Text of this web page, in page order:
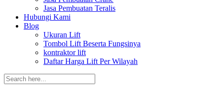
Jasa Pembuatan Teralis
Hubungi Kami
Blog
Ukuran Lift
Tombol Lift Beserta Fungsinya
kontraktor lift
Daftar Harga Lift Per Wilayah